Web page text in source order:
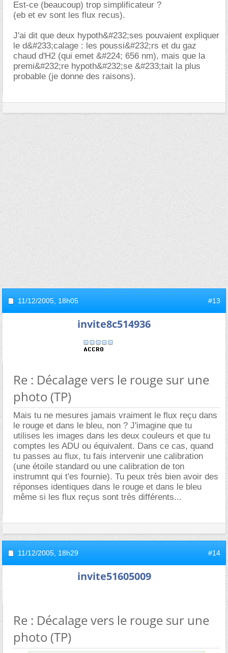
Est-ce (beaucoup) trop simplificateur ?
(eb et ev sont les flux recus).
J'ai dit que deux hypoth&#232;ses pouvaient expliquer
le d&#233;calage : les poussi&#232;rs et du gaz
chaud d'H2 (qui emet &#224; 656 nm), mais que la
premi&#232;re hypoth&#232;se &#233;tait la plus
probable (je donne des raisons).
11/12/2005, 18h05 #13
invite8c514936
Re : Décalage vers le rouge sur une
photo (TP)
Mais tu ne mesures jamais vraiment le flux reçu dans
le rouge et dans le bleu, non ? J'imagine que tu
utilises les images dans les deux couleurs et que tu
comptes les ADU ou équivalent. Dans ce cas, quand
tu passes au flux, tu fais intervenir une calibration
(une étoile standard ou une calibration de ton
instrumnt qui t'es fournie). Tu peux très bien avoir des
réponses identiques dans le rouge et dans le bleu
même si les flux reçus sont très différents...
11/12/2005, 18h29 #14
invite51605009
Re : Décalage vers le rouge sur une
photo (TP)